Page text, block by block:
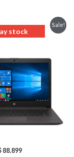
Sale!
stock
88.899
price
is: